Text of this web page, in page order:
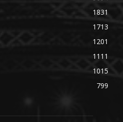
1831
1713
1201
1111
1015
799